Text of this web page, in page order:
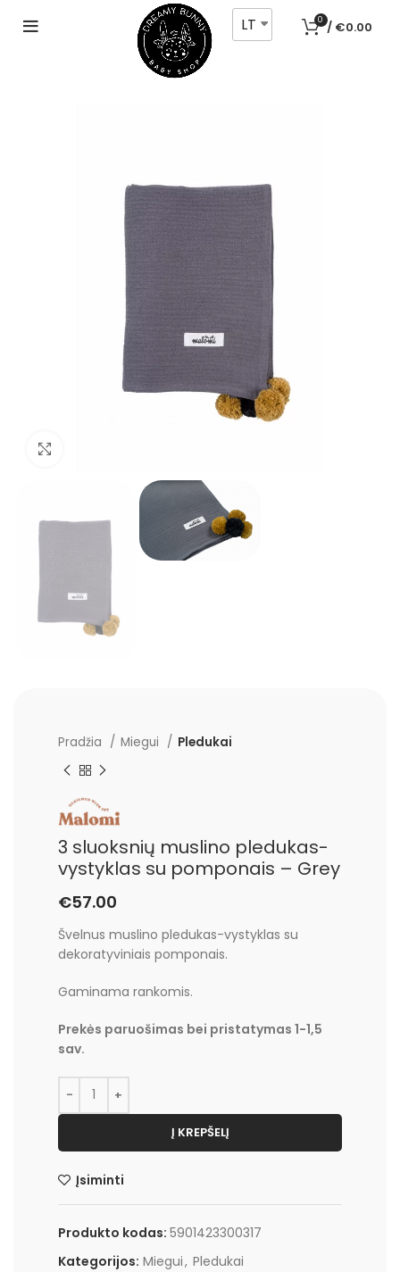
LT 0 / €0.00
Pradžia Miegui Pledukai
3 sluoksnių muslino pledukas-
vystyklas su pomponais – Grey
€57.00
Švelnus muslino pledukas-vystyklas su
dekoratyviniais pomponais.
Gaminama rankomis.
Prekės paruošimas bei pristatymas 1-1,5
sav.
Į KREPŠELĮ
Įsiminti
Produkto kodas: 5901423300317
Kategorijos: Miegui, Pledukai